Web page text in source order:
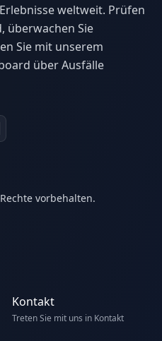
weltweit. Prüfen
überwachen Sie
Sie mit unserem
über Ausfälle
vorbehalten.
Kontakt
Treten Sie mit uns in Kontakt